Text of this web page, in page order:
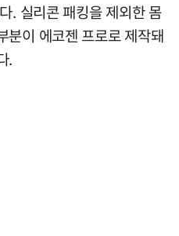
. 실리콘 패킹을 제외한 몸
분이 에코젠 프로로 제작돼
.